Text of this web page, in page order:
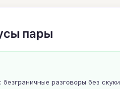
пары
разговоры без скуки